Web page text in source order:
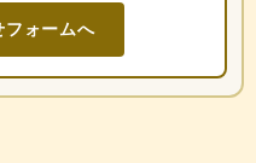
ォームへ